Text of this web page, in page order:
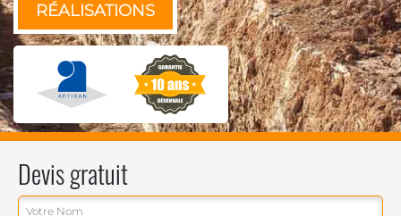
RÉALISATIONS
Devis gratuit